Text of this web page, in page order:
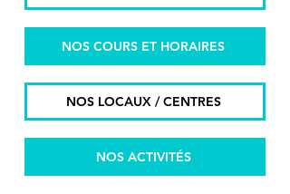
NOS COURS ET HORAIRES
NOS LOCAUX / CENTRES
NOS ACTIVITÉS